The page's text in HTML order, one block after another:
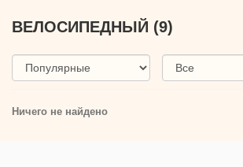
ВЕЛОСИПЕДНЫЙ (9)
Ничего не найдено